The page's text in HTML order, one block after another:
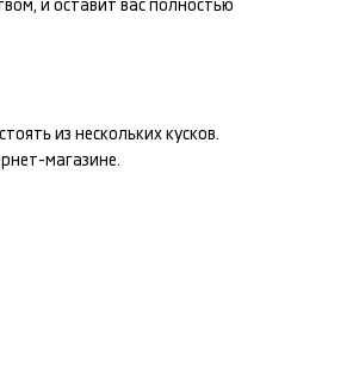
и оставит вас полностью
из нескольких кусков.
магазине.